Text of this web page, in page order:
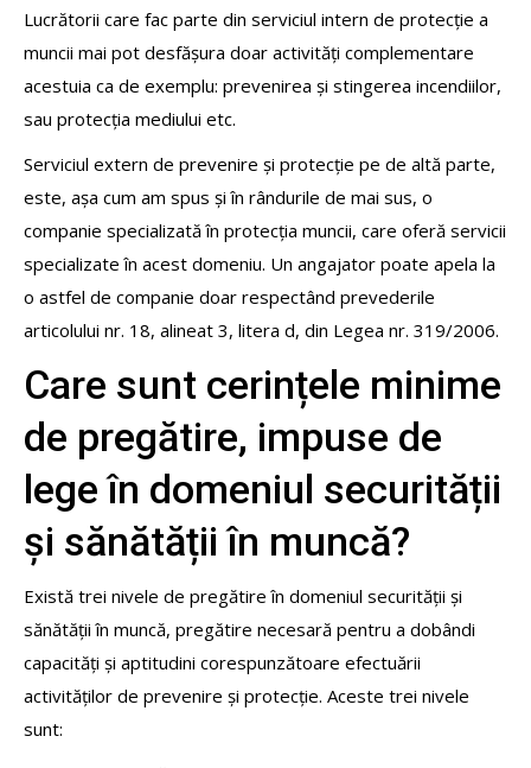
Lucrătorii care fac parte din serviciul intern de protecție a
muncii mai pot desfășura doar activități complementare
acestuia ca de exemplu: prevenirea și stingerea incendiilor,
sau protecția mediului etc.
Serviciul extern de prevenire și protecție pe de altă parte,
este, așa cum am spus și în rândurile de mai sus, o
companie specializată în protecția muncii, care oferă servicii
specializate în acest domeniu. Un angajator poate apela la
o astfel de companie doar respectând prevederile
articolului nr. 18, alineat 3, litera d, din Legea nr. 319/2006.
Care sunt cerințele minime
de pregătire, impuse de
lege în domeniul securității
și sănătății în muncă?
Există trei nivele de pregătire în domeniul securității și
sănătății în muncă, pregătire necesară pentru a dobândi
capacități și aptitudini corespunzătoare efectuării
activităților de prevenire și protecție. Aceste trei nivele
sunt: